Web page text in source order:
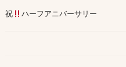
祝 ハーフアニバーサリー